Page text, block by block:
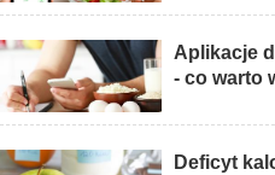
Aplikacje
- co warto
Deficyt